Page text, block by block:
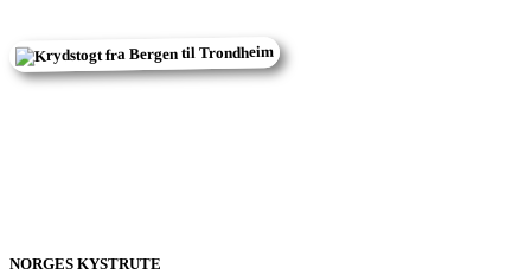
NORGES KYSTRUTE